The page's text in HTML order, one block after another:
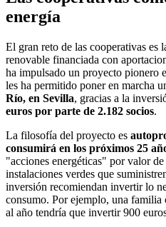
energía
El gran reto de las cooperativas es
renovable financiada con
ha impulsado un proyecto pionero
les ha permitido poner en marcha
Río, en Sevilla, gracias a la
euros por parte de 2.182 socios.
La filosofía del proyecto es
consumirá en los próximos 25
"acciones energéticas" por valor
instalaciones verdes que
inversión recomiendan invertir lo
consumo. Por ejemplo, una
al año tendría que invertir 900